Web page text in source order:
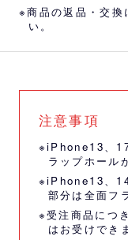
※商品の返品・交換
い。
注意事項
※iPhone13、
ラップホール
※iPhone13、
部分は全面フ
※受注商品につ
はお受けでき